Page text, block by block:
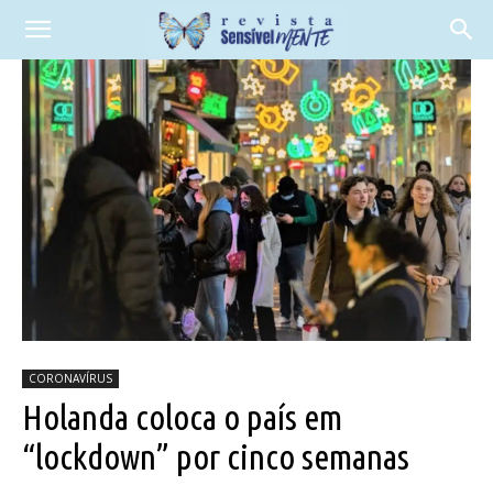
CORONAVÍRUS
Holanda coloca o país em
“lockdown” por cinco semanas